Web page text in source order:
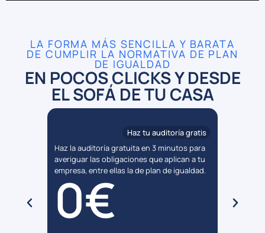
LA FORMA MÁS SENCILLA Y BARATA
DE CUMPLIR LA NORMATIVA DE PLAN
DE IGUALDAD
EN POCOS CLICKS Y DESDE
EL SOFÁ DE TU CASA
que
Haz tu auditoría gratis
Haz la auditoría gratuita en 3 minutos para
averiguar las obligaciones que aplican a tu
empresa, entre ellas la de plan de igualdad.
0€